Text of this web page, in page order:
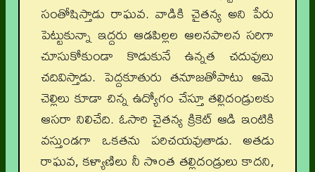
సంతోషిస్తాడు రాఘవ. వాడికి చైతన్య అని పేరు
పెట్టుకున్నా ఇద్దరు ఆడపిల్లల ఆలనపాలన సరిగా
చూసుకోకుండా కొడుకునే ఉన్నత చదువులు
చదివిస్తాడు. పెద్దకూతురు తనూజతోపాటు ఆమె
చెల్లిలు కూడా చిన్న ఉద్యోగం చేస్తూ తల్లిదండ్రులకు
ఆసరా నిలిచేది. ఓసారి చైతన్య క్రికెట్ ఆడి ఇంటికి
వస్తుండగా ఒకతను పరిచయవుతాడు. అతడు
రాఘవ, కళ్యాణిలు నీ సొంత తల్లిదండ్రులు కాదని,